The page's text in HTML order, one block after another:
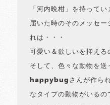
「河内晩柑」を持ってい
届いた時のそのメッセー
れは・・・
可愛い＆欲しいを抑える
そして、色々な動物を
happybugさんが作ら
なタイプの動物がいるの